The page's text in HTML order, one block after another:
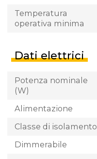
Temperatura
operativa minima
Dati elettrici
Potenza nominale
(W)
Alimentazione
Classe di isolamento
Dimmerabile